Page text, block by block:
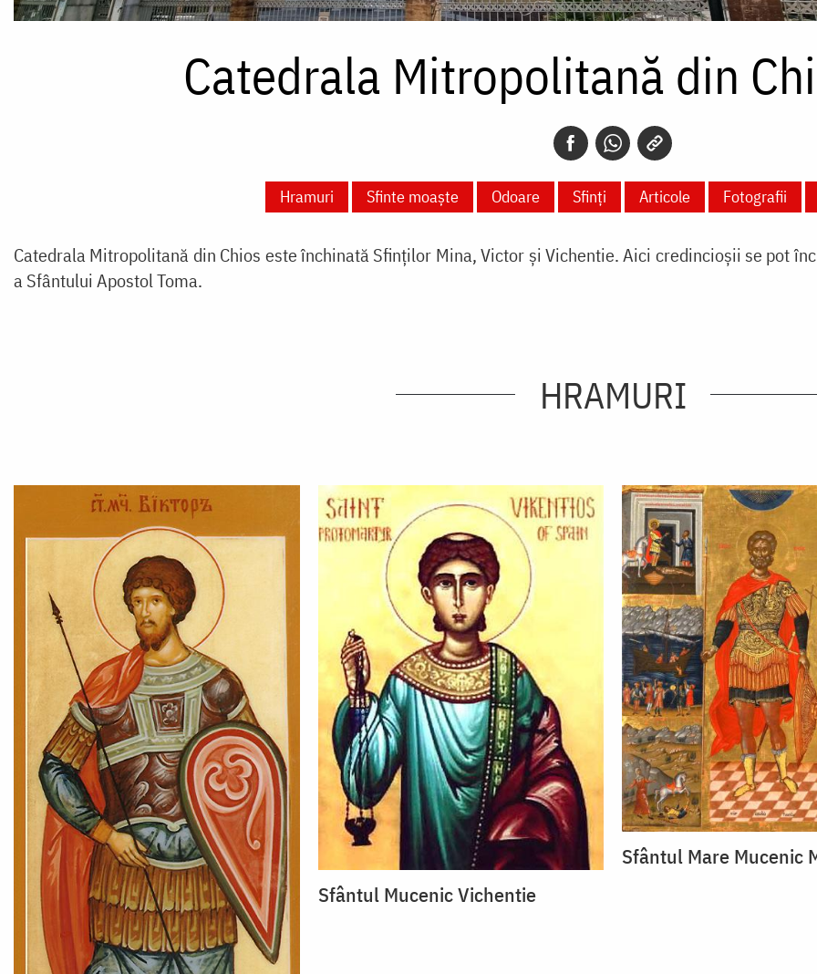
Catedrala Mitropolitană din
Hramuri Sfinte moaște Odoare Sfinți Articole Fotografii
Catedrala Mitropolitană din Chios este închinată Sfinților Mina, Victor și Vichentie. Aici credincioșii se pot
a Sfântului Apostol Toma.
HRAMURI
Sfântul Mucenic Vichentie
Sfântul Mare Mucenic